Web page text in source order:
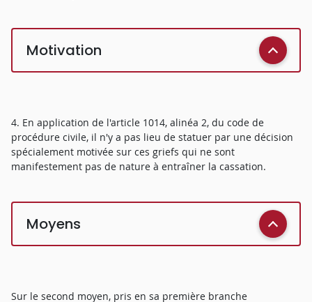
Motivation
4. En application de l'article 1014, alinéa 2, du code de
procédure civile, il n'y a pas lieu de statuer par une décision
spécialement motivée sur ces griefs qui ne sont
manifestement pas de nature à entraîner la cassation.
Moyens
Sur le second moyen, pris en sa première branche